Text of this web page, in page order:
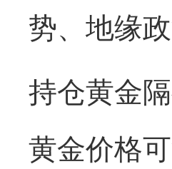
势、地缘
持仓黄金
黄金价格